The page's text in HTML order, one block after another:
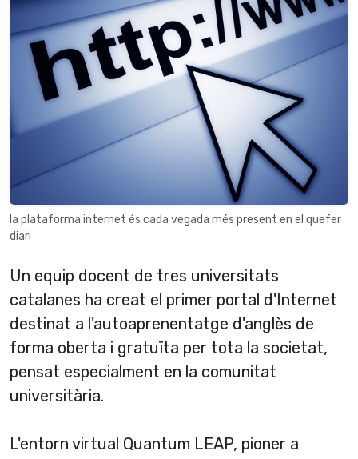
la plataforma internet és cada vegada més present en el quefer
diari
Un equip docent de tres universitats
catalanes ha creat el primer portal d'Internet
destinat a l'autoaprenentatge d'anglès de
forma oberta i gratuïta per tota la societat,
pensat especialment en la comunitat
universitària.
L'entorn virtual Quantum LEAP, pioner a